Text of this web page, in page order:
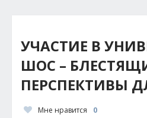
УЧАСТИЕ В
ШОС –
ПЕРСПЕКТИВЫ
Мне нравится 0